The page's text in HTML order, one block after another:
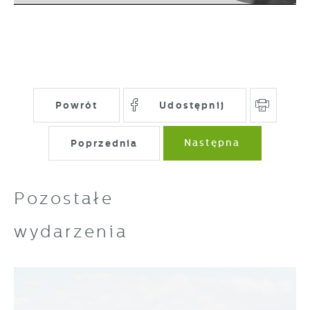
Powrót Udostępnij
Poprzednia Następna
Pozostałe
wydarzenia
partnerami oraz innych dostawców usług.